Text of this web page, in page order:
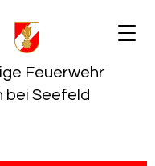
Feuerwehr
bei Seefeld